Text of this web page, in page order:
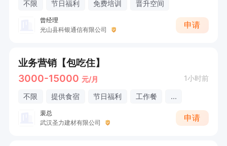
不限 节日福利 免费培训 晋升空间
曾经理
光山县科银通信有限公司
申请
业务营销【包吃住】
3000-15000 元/月 1小时前
不限 提供食宿 节日福利 工作餐 ...
裴总
武汉圣力建材有限公司
申请